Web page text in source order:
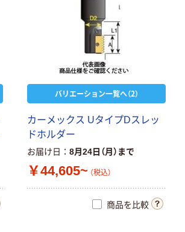
バリエーション一覧へ（2）
カー メ ック ス Uタイ プD ス レ ッ
ドホルダー
お届け日 8月24日（月）まで
￥44,605~ （税込）
商品を比較